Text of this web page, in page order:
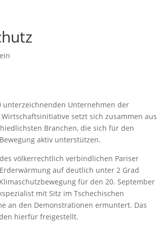
unterzeichnenden Unternehmen der
Wirtschaftsinitiative setzt sich zusammen aus
Branchen, die sich für den
aktiv unterstützen.
völkerrechtlich verbindlichen Pariser
auf deutlich unter 2 Grad
für den 20. September
mit Sitz im Tschechischen
an den Demonstrationen ermuntert. Das
hierfür freigestellt.